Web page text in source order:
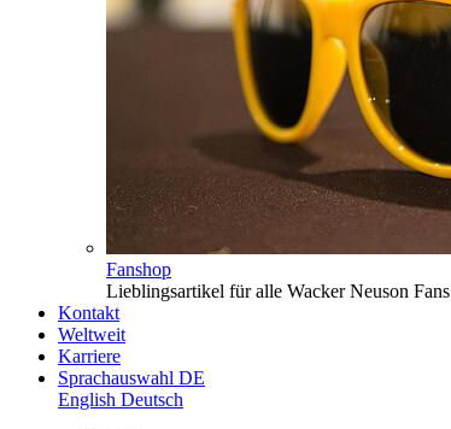
Fanshop
Lieblingsartikel für alle Wacker Neuson Fans
Kontakt
Weltweit
Karriere
Sprachauswahl DE
English Deutsch